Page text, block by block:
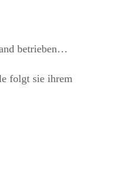
betrieben…
folgt sie ihrem